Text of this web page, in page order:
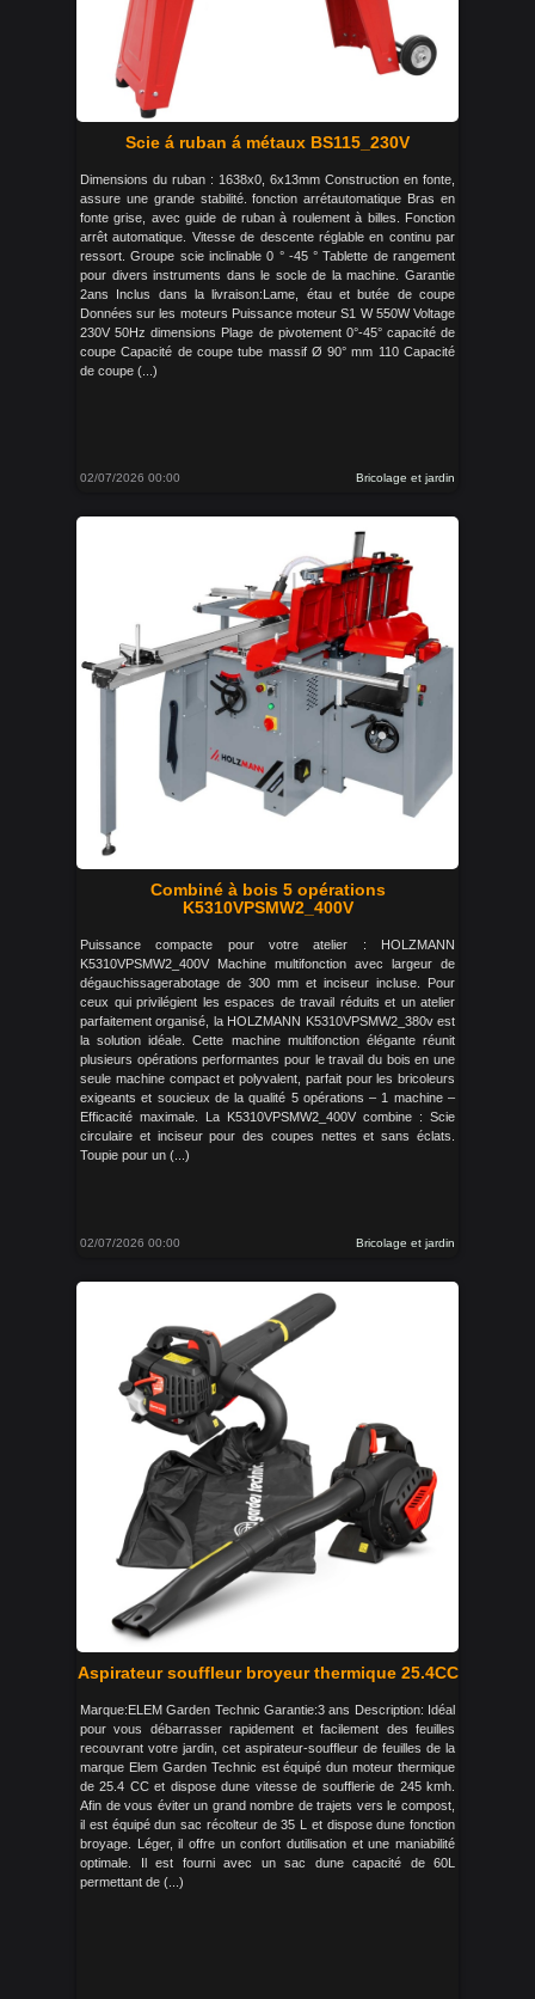
Scie á ruban á métaux BS115_230V
Dimensions du ruban : 1638x0, 6x13mm Construction en fonte,
assure une grande stabilité. fonction arrétautomatique Bras en
fonte grise, avec guide de ruban à roulement à billes. Fonction
arrêt automatique. Vitesse de descente réglable en continu par
ressort. Groupe scie inclinable 0 ° -45 ° Tablette de rangement
pour divers instruments dans le socle de la machine. Garantie
2ans Inclus dans la livraison:Lame, étau et butée de coupe
Données sur les moteurs Puissance moteur S1 W 550W Voltage
230V 50Hz dimensions Plage de pivotement 0°-45° capacité de
coupe Capacité de coupe tube massif Ø 90° mm 110 Capacité
de coupe (...)
02/07/2026 00:00 Bricolage et jardin
Combiné à bois 5 opérations
K5310VPSMW2_400V
Puissance compacte pour votre atelier : HOLZMANN
K5310VPSMW2_400V Machine multifonction avec largeur de
dégauchissagerabotage de 300 mm et inciseur incluse. Pour
ceux qui privilégient les espaces de travail réduits et un atelier
parfaitement organisé, la HOLZMANN K5310VPSMW2_380v est
la solution idéale. Cette machine multifonction élégante réunit
plusieurs opérations performantes pour le travail du bois en une
seule machine compact et polyvalent, parfait pour les bricoleurs
exigeants et soucieux de la qualité 5 opérations – 1 machine –
Efficacité maximale. La K5310VPSMW2_400V combine : Scie
circulaire et inciseur pour des coupes nettes et sans éclats.
Toupie pour un (...)
02/07/2026 00:00 Bricolage et jardin
Aspirateur souffleur broyeur thermique 25.4CC
Marque:ELEM Garden Technic Garantie:3 ans Description: Idéal
pour vous débarrasser rapidement et facilement des feuilles
recouvrant votre jardin, cet aspirateur-souffleur de feuilles de la
marque Elem Garden Technic est équipé dun moteur thermique
de 25.4 CC et dispose dune vitesse de soufflerie de 245 kmh.
Afin de vous éviter un grand nombre de trajets vers le compost,
il est équipé dun sac récolteur de 35 L et dispose dune fonction
broyage. Léger, il offre un confort dutilisation et une maniabilité
optimale. Il est fourni avec un sac dune capacité de 60L
permettant de (...)